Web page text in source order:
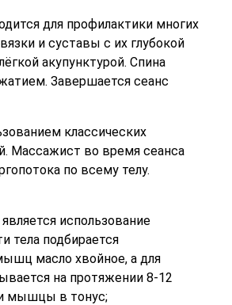
для профилактики многих
и суставы с их глубокой
акупунктурой. Спина
Завершается сеанс
классических
Массажист во время сеанса
по всему телу.
использование
тела подбирается
масло хвойное, а для
на протяжении 8-12
мышцы в тонус;